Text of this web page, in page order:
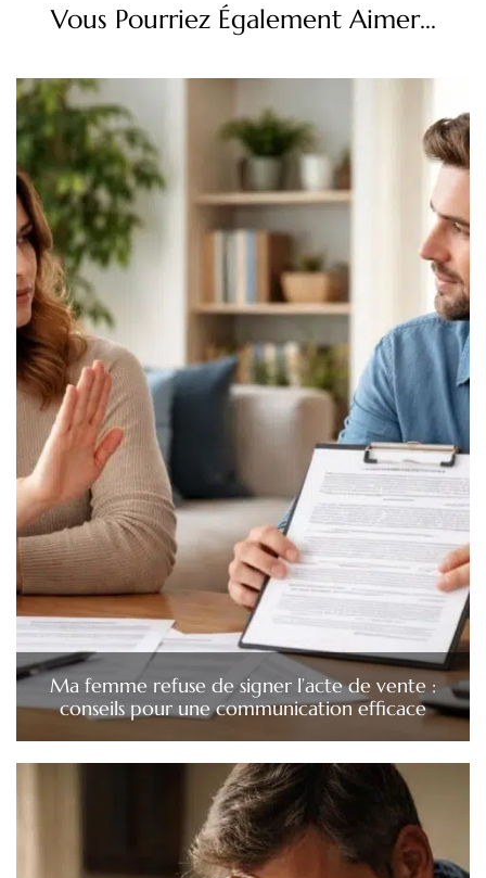
Vous Pourriez Également Aimer...
Ma femme refuse de signer l’acte de vente :
conseils pour une communication efficace